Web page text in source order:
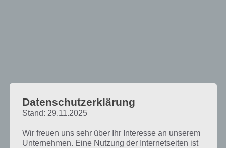
Darum geht es in Survivor Zombie
Bevor wir mit der Komplettlösung von Survivor Zombie Outbreak
Datenschutzerklärung
Stand: 29.11.2025
Wir freuen uns sehr über Ihr Interesse an unserem
Unternehmen. Eine Nutzung der Internetseiten ist